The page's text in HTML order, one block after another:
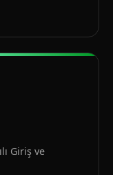
Giriş ve